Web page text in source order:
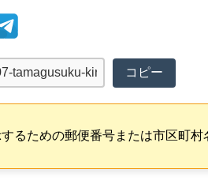
コピー
るための郵便番号または市区町村